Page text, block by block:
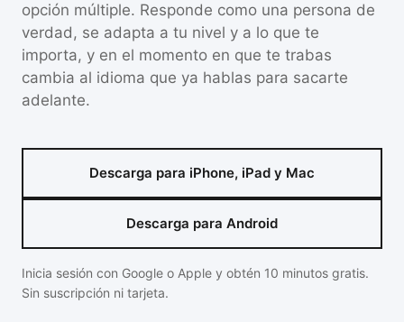
opción múltiple. Responde como una persona de
verdad, se adapta a tu nivel y a lo que te
importa, y en el momento en que te trabas
cambia al idioma que ya hablas para sacarte
adelante.
Descarga para iPhone, iPad y Mac
Descarga para Android
Inicia sesión con Google o Apple y obtén 10 minutos gratis.
Sin suscripción ni tarjeta.